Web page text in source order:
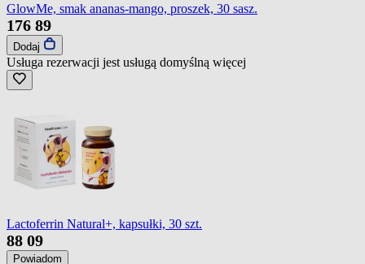
GlowMe, smak ananas-mango, proszek, 30 sasz.
176 89
Dodaj
Usługa rezerwacji jest usługą domyślną więcej
Lactoferrin Natural+, kapsułki, 30 szt.
88 09
Powiadom